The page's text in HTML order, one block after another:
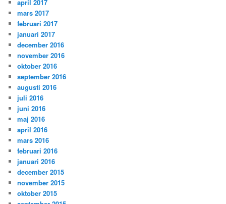
april 2017
mars 2017
februari 2017
januari 2017
december 2016
november 2016
oktober 2016
september 2016
augusti 2016
juli 2016
juni 2016
maj 2016
april 2016
mars 2016
februari 2016
januari 2016
december 2015
november 2015
oktober 2015